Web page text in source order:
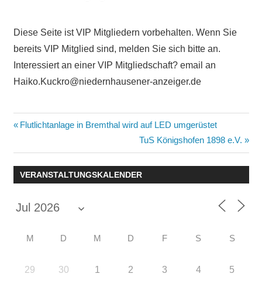
Diese Seite ist VIP Mitgliedern vorbehalten. Wenn Sie
bereits VIP Mitglied sind, melden Sie sich bitte an.
Interessiert an einer VIP Mitgliedschaft? email an
Haiko.Kuckro@niedernhausener-anzeiger.de
Beitragsnavigation
Vorheriger
Flutlichtanlage in Bremthal wird auf LED umgerüstet
Nächster
Beitrag:
TuS Königshofen 1898 e.V.
VERANSTALTUNGSKALENDER
M D M D F S S
29 30 1 2 3 4 5